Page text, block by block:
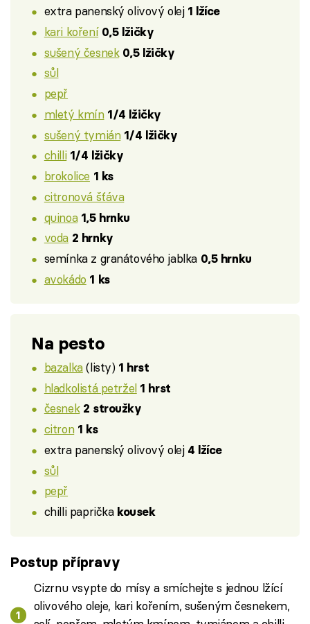
extra panenský olivový olej 1 lžíce
kari koření 0,5 lžičky
sušený česnek 0,5 lžičky
sůl
pepř
mletý kmín 1/4 lžičky
sušený tymián 1/4 lžičky
chilli 1/4 lžičky
brokolice 1 ks
citronová šťáva
quinoa 1,5 hrnku
voda 2 hrnky
semínka z granátového jablka 0,5 hrnku
avokádo 1 ks
Na pesto
bazalka(listy) 1 hrst
hladkolistá petržel 1 hrst
česnek 2 stroužky
citron 1 ks
extra panenský olivový olej 4 lžíce
sůl
pepř
chilli paprička kousek
Postup přípravy
Cizrnu vsypte do mísy a smíchejte s jednou lžící
olivového oleje, kari kořením, sušeným česnekem,